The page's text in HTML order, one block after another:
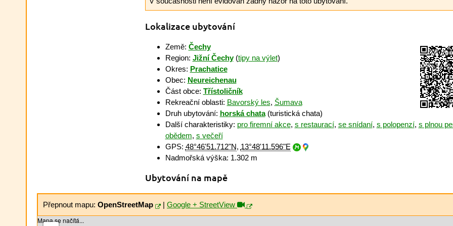
Lokalizace ubytování
Země: Čechy
Region: Jižní Čechy(tipy na výlet)
Okres: Prachatice
Obec: Neureichenau
Část obce: Třístoličník
Rekreační oblasti: Bavorský les, Šumava
Druh ubytování: horská chata(turistická chata)
Další charakteristiky: pro firemní akce, s restaurací, se snídaní, s polopenzí, s plnou
obědem, s večeří
GPS: 48°46'51.712"N, 13°48'11.596"E
Nadmořská výška: 1.302 m
Ubytování na mapě
Přepnout mapu: OpenStreetMap | Google + StreetView
Mapa se načítá...